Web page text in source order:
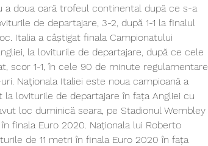
a doua oară trofeul continental după ce s-a
de departajare, 3-2, după 1-1 la finalul
Italia a câștigat finala Campionatului
la loviturile de departajare, după ce cele
scor 1-1, în cele 90 de minute regulamentare.
Naţionala Italiei este noua campioană a
la loviturile de departajare în fața Angliei cu
loc duminică seara, pe Stadionul Wembley
finala Euro 2020. Naționala lui Roberto
de 11 metri în finala Euro 2020 în fața